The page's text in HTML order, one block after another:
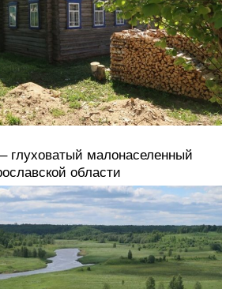
глуховатый малонаселенный
области